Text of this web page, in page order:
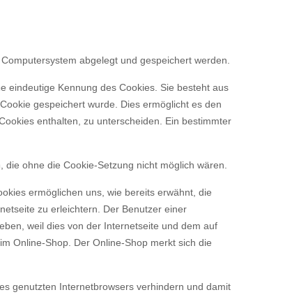
abgelegt und gespeichert werden.
eindeutige Kennung des Cookies. Sie besteht aus
gespeichert wurde. Dies ermöglicht es den
enthalten, zu unterscheiden. Ein bestimmter
ohne die Cookie-Setzung nicht möglich wären.
ermöglichen uns, wie bereits erwähnt, die
zu erleichtern. Der Benutzer einer
weil dies von der Internetseite und dem auf
Online-Shop. Der Online-Shop merkt sich die
genutzten Internetbrowsers verhindern und damit